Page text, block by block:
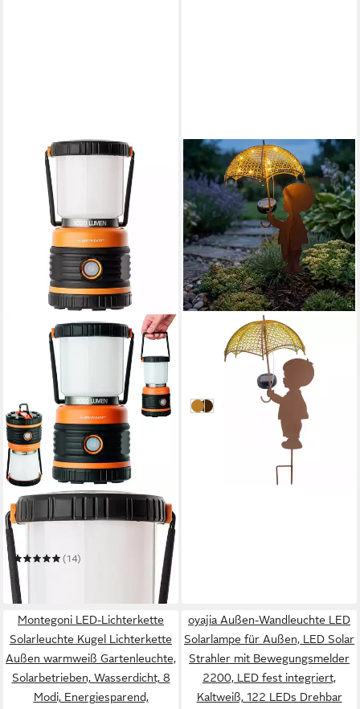
DUNLOP
LED Gartenleuchte
Campingleuchte Dunlop LED
OUTDOOR(14)
17,97 €
in 2-3 Werktagen bei dir
ABC HOME
LED Gartenleuchte Mädchen,
Junge mit Regenschirm,
LEDs, Solarpanel,
in 2-3 Werktagen bei dir
Rostfarbe-Form: Junge
Rostfarbe-Form: Mädchen
Montegoni LED-Lichterkette
Solarleuchte Kugel Lichterkette
Außen warmweiß Gartenleuchte,
Solarbetrieben, Wasserdicht, 8
Modi, Energiesparend,
oyajia Außen-Wandleuchte LED
Solarlampe für Außen, LED Solar
Strahler mit Bewegungsmelder
2200, LED fest integriert,
‎Kaltweiß, 122 LEDs Drehbar